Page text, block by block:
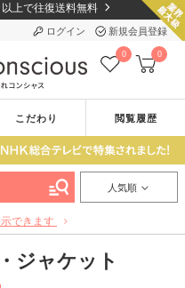
上で往復送料無料
ログイン 新規会員登録
0 0
こだわり 閲覧履歴
人気順
できます
ジャケット